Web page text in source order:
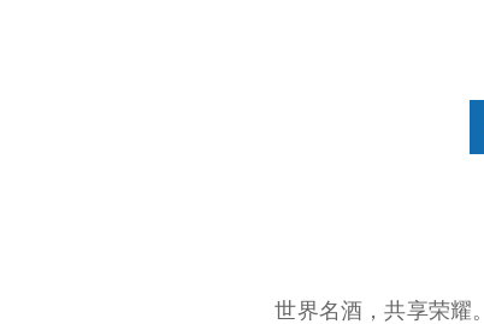
世界名酒，共享荣耀。